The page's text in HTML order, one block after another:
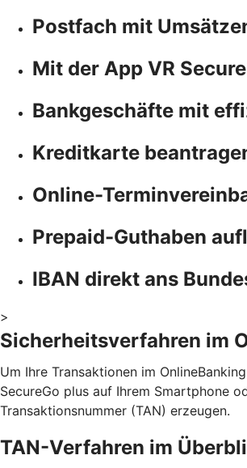
Postfach mit
Mit der App VR
Bankgeschäfte mit
Kreditkarte
Online-
Prepaid-Guthaben
IBAN direkt ans
>
Sicherheitsverfahren im
Um Ihre Transaktionen im
SecureGo plus auf Ihrem Smartphone
Transaktionsnummer (TAN) erzeugen.
TAN-Verfahren im